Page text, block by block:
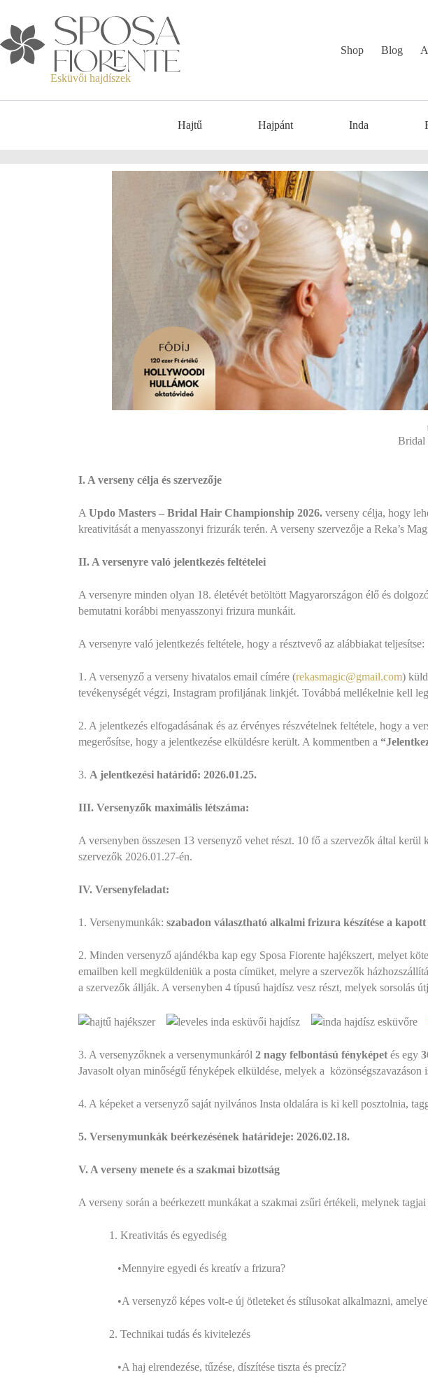
Esküvői hajdíszek
Shop Blog
Hajtű Hajpánt Inda
Bridal
I. A verseny célja és szervezője
A Updo Masters – Bridal Hair Championship 2026. verseny célja, hogy
kreativitását a menyasszonyi frizurák terén. A verseny szervezője a Reka’s
II. A versenyre való jelentkezés feltételei
A versenyre minden olyan 18. életévét betöltött Magyarországon élő és
bemutatni korábbi menyasszonyi frizura munkáit.
A versenyre való jelentkezés feltétele, hogy a résztvevő az alábbiakat teljesítse:
1. A versenyző a verseny hivatalos email címére (rekasmagic@gmail.com)
tevékenységét végzi, Instagram profiljának linkjét. Továbbá mellékelnie kell
2. A jelentkezés elfogadásának és az érvényes részvételnek feltétele, hogy a
megerősítse, hogy a jelentkezése elküldésre került. A kommentben a
3. A jelentkezési határidő: 2026.01.25.
III. Versenyzők maximális létszáma:
A versenyben összesen 13 versenyző vehet részt. 10 fő a szervezők által
szervezők 2026.01.27-én.
IV. Versenyfeladat:
1. Versenymunkák: szabadon választható alkalmi frizura készítése a
2. Minden versenyző ajándékba kap egy Sposa Fiorente hajékszert, melyet
emailben kell megküldeniük a posta címüket, melyre a szervezők
a szervezők állják. A versenyben 4 típusú hajdísz vesz részt, melyek sorsolás
3. A versenyzőknek a versenymunkáról 2 nagy felbontású fényképet és egy
Javasolt olyan minőségű fényképek elküldése, melyek a közönségszavazáson
4. A képeket a versenyző saját nyilvános Insta oldalára is ki kell posztolnia,
5. Versenymunkák beérkezésének határideje: 2026.02.18.
V. A verseny menete és a szakmai bizottság
A verseny során a beérkezett munkákat a szakmai zsűri értékeli, melynek
1. Kreativitás és egyediség
•Mennyire egyedi és kreatív a frizura?
•A versenyző képes volt-e új ötleteket és stílusokat alkalmazni,
2. Technikai tudás és kivitelezés
•A haj elrendezése, tűzése, díszítése tiszta és precíz?